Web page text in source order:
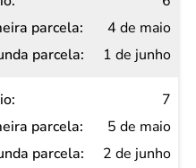
4 de maio
1 de junho
7
5 de maio
2 de junho